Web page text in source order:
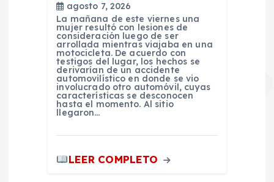
agosto 7, 2026
La mañana de este viernes una
mujer resultó con lesiones de
consideración luego de ser
arrollada mientras viajaba en una
motocicleta. De acuerdo con
testigos del lugar, los hechos se
derivarían de un accidente
automovilístico en donde se vio
involucrado otro automóvil, cuyas
características se desconocen
hasta el momento. Al sitio
llegaron…
LEER COMPLETO